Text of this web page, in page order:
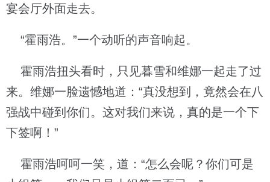
宴会厅外面走去。
“霍雨浩。”一个动听的声音响起。
霍雨浩扭头看时，只见暮雪和维娜一起走了过
来。维娜一脸遗憾地道：“真没想到，竟然会在八
强战中碰到你们。这对我们来说，真的是一个下
下签啊！”
霍雨浩呵呵一笑，道：“怎么会呢？你们可是